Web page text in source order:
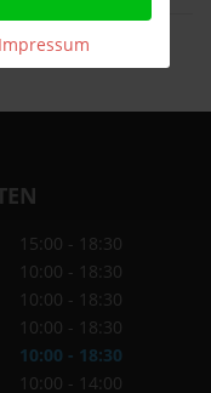
15:00 - 18:30
10:00 - 18:30
10:00 - 18:30
10:00 - 18:30
10:00 - 18:30
10:00 - 14:00
Impressum